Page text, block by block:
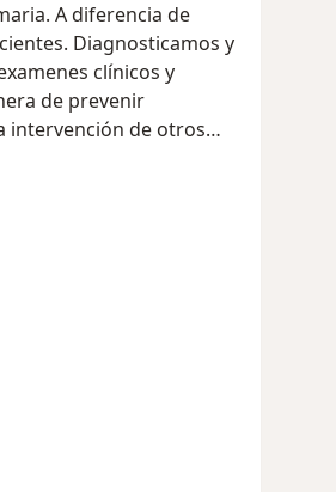
A diferencia de
Diagnosticamos y
clínicos y
de prevenir
intervención de otros
y guiamos al